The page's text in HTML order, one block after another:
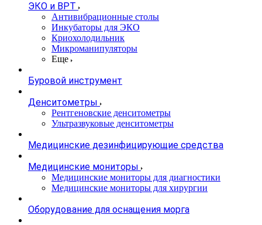
ЭКО и ВРТ
Антивибрационные столы
Инкубаторы для ЭКО
Криохолодильник
Микроманипуляторы
Еще
Буровой инструмент
Денситометры
Рентгеновские денситометры
Ультразвуковые денситометры
Медицинские дезинфицирующие средства
Медицинские мониторы
Медицинские мониторы для диагностики
Медицинские мониторы для хирургии
Оборудование для оснащения морга